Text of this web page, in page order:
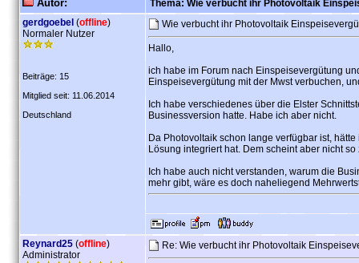
Autor:
Thema: Wie verbucht ihr Photovoltaik
gerdgoebel (offline)
Normaler Nutzer
Beiträge: 15
Mitglied seit: 11.06.2014
Deutschland
Wie verbucht ihr Photovoltaik
Hallo,
ich habe im Forum nach Einspeisevergütung
Einspeisevergütung mit der Mwst verbuchen,
Ich habe verschiedenes über die Elster
Businessversion hatte. Habe ich aber nicht.
Da Photovoltaik schon lange verfügbar ist,
Lösung integriert hat. Dem scheint aber nicht so
Ich habe auch nicht verstanden, warum die
mehr gibt, wäre es doch naheliegend
Reynard25 (offline)
Administrator
Re: Wie verbucht ihr Photovoltaik